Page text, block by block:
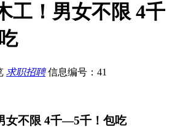
工！男女不限 4千
求职招聘 信息编号：41
女不限 4千—5千！包吃